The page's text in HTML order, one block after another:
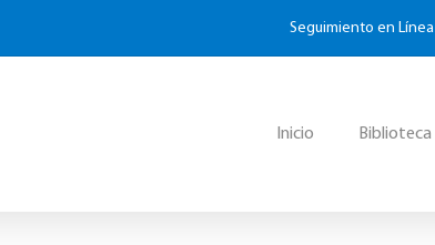
Seguimiento en Línea
Inicio Biblioteca